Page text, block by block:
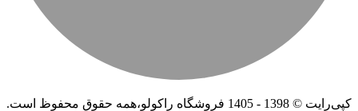
کپی‌رایت © 1398 - 1405 فروشگاه راکولو،همه حقوق محفوظ است.